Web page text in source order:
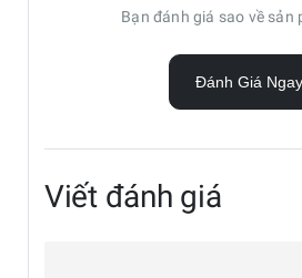
Bạn đánh giá sao về sản
Đánh Giá Ngay
Viết đánh giá